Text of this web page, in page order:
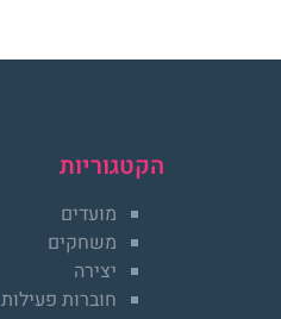
הקטגוריות
מועדים
משחקים
יצירה
חוברות פעילות